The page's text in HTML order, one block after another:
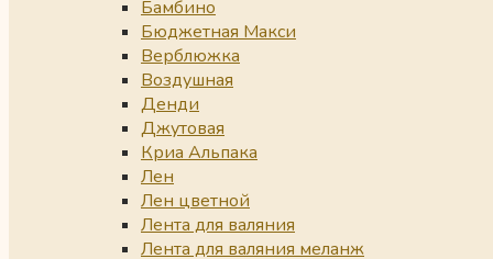
Бамбино
Бюджетная Макси
Верблюжка
Воздушная
Денди
Джутовая
Криа Альпака
Лен
Лен цветной
Лента для валяния
Лента для валяния меланж